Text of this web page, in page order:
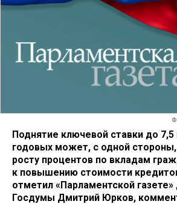
Поднятие ключевой ставки до 7,5
годовых может, с одной стороны,
росту процентов по вкладам
к повышению стоимости
отметил «Парламентской газете»
Госдумы Дмитрий Юрков,